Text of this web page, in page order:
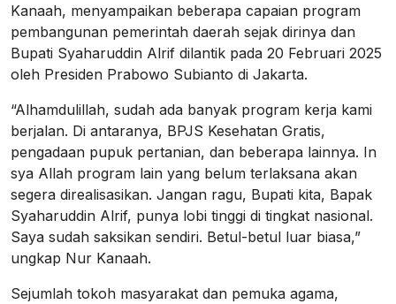
Kanaah, menyampaikan beberapa capaian program
pembangunan pemerintah daerah sejak dirinya dan
Bupati Syaharuddin Alrif dilantik pada 20 Februari 2025
oleh Presiden Prabowo Subianto di Jakarta.
“Alhamdulillah, sudah ada banyak program kerja kami
berjalan. Di antaranya, BPJS Kesehatan Gratis,
pengadaan pupuk pertanian, dan beberapa lainnya. In
sya Allah program lain yang belum terlaksana akan
segera direalisasikan. Jangan ragu, Bupati kita, Bapak
Syaharuddin Alrif, punya lobi tinggi di tingkat nasional.
Saya sudah saksikan sendiri. Betul-betul luar biasa,”
ungkap Nur Kanaah.
Sejumlah tokoh masyarakat dan pemuka agama,